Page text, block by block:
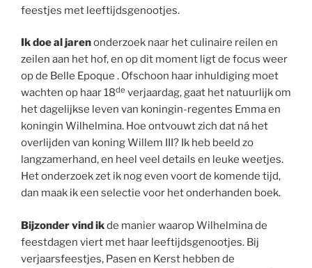
feestjes met leeftijdsgenootjes.
Ik doe al jarenonderzoek naar het culinaire reilen en
zeilen aan het hof, en op dit moment ligt de focus weer
op de Belle Epoque . Ofschoon haar inhuldiging moet
wachten op haar 18de verjaardag, gaat het natuurlijk om
het dagelijkse leven van koningin-regentes Emma en
koningin Wilhelmina. Hoe ontvouwt zich dat ná het
overlijden van koning Willem III? Ik heb beeld zo
langzamerhand, en heel veel details en leuke weetjes.
Het onderzoek zet ik nog even voort de komende tijd,
dan maak ik een selectie voor het onderhanden boek.
Bijzonder vind ikde manier waarop Wilhelmina de
feestdagen viert met haar leeftijdsgenootjes. Bij
verjaarsfeestjes, Pasen en Kerst hebben de